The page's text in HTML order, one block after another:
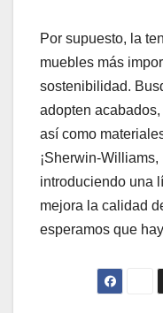
Por supuesto, la
muebles más
sostenibilidad.
adopten
así como
¡Sherwin-
introduciendo una
mejora la calidad
esperamos que